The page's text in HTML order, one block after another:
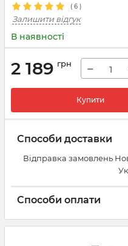
( 6 )
Залишити відгук
В наявності
2 189 грн −
Купити
Способи доставки
Відправка замовлень
Способи оплати